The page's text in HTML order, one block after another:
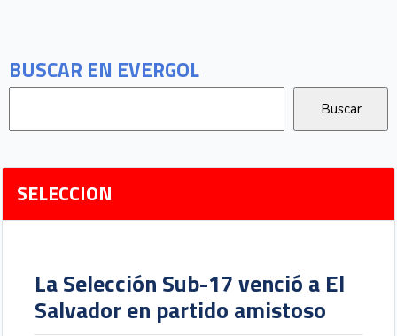
BUSCAR EN EVERGOL
SELECCION
La Selección Sub-17 venció a El
Salvador en partido amistoso